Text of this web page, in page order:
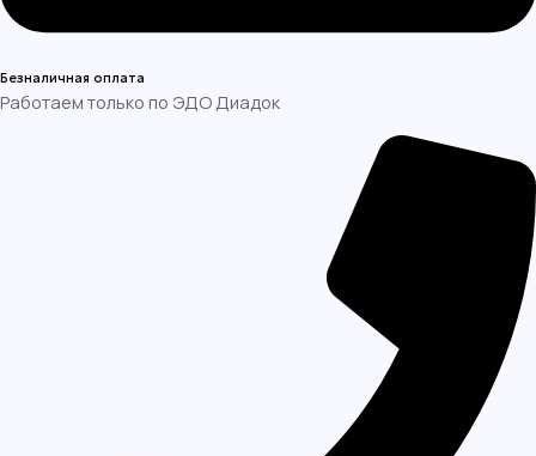
Безналичная оплата
Работаем только по ЭДО Диадок